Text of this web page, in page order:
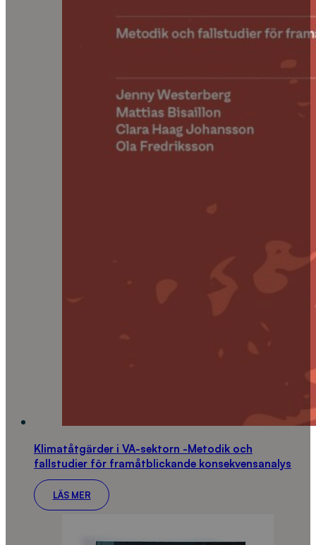
Klimatåtgärder i VA-sektorn -Metodik och
fallstudier för framåtblickande konsekvensanalys
LÄS MER